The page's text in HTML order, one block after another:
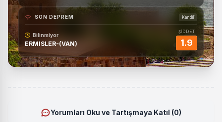
SON DEPREM Kandilli
Bilinmiyor
ERMISLER-(VAN)
ŞİDDET
1.9
Yorumları Oku ve Tartışmaya Katıl (0)